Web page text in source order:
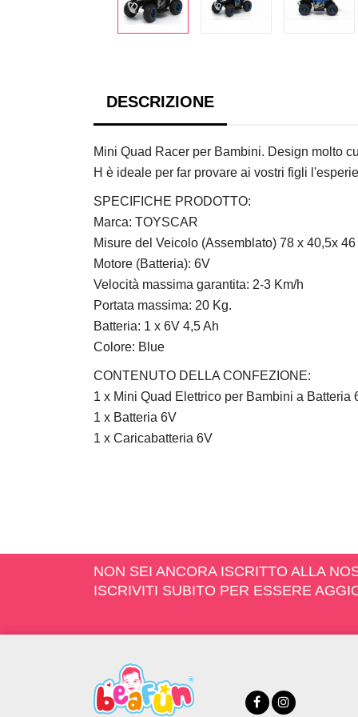
DESCRIZIONE
Mini Quad Racer per Bambini. Design molto
H è ideale per far provare ai vostri figli
SPECIFICHE PRODOTTO:
Marca: TOYSCAR
Misure del Veicolo (Assemblato) 78 x 40,5x 46
Motore (Batteria): 6V
Velocità massima garantita: 2-3 Km/h
Portata massima: 20 Kg.
Batteria: 1 x 6V 4,5 Ah
Colore: Blue
CONTENUTO DELLA CONFEZIONE:
1 x Mini Quad Elettrico per Bambini a Batteria
1 x Batteria 6V
1 x Caricabatteria 6V
NON SEI ANCORA ISCRITTO ALLA
ISCRIVITI SUBITO PER ESSERE